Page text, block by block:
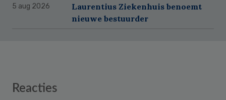
5 aug 2026
Laurentius Ziekenhuis benoemt
nieuwe bestuurder
Reader
Reacties